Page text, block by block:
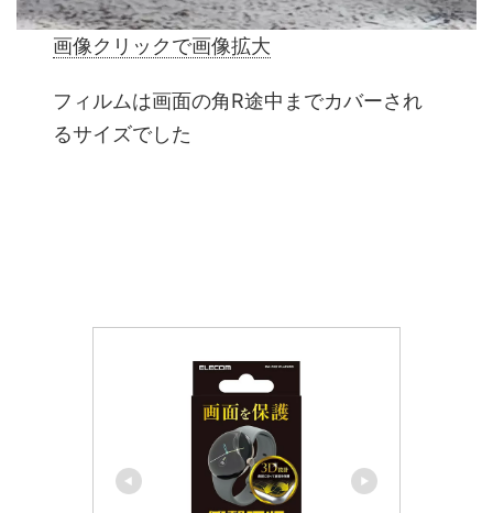
画像クリックで画像拡大
フィルムは画面の角R途中までカバーされ
るサイズでした